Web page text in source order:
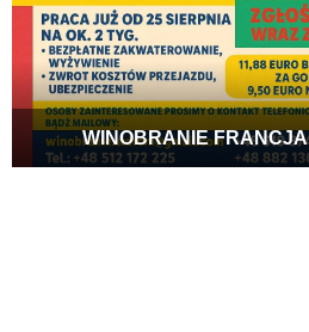
WINOBRANIE FRANCJA